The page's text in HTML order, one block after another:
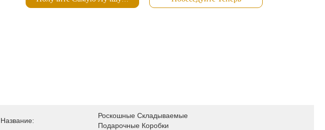
Название:
Роскошные Складываемые
Подарочные Коробки